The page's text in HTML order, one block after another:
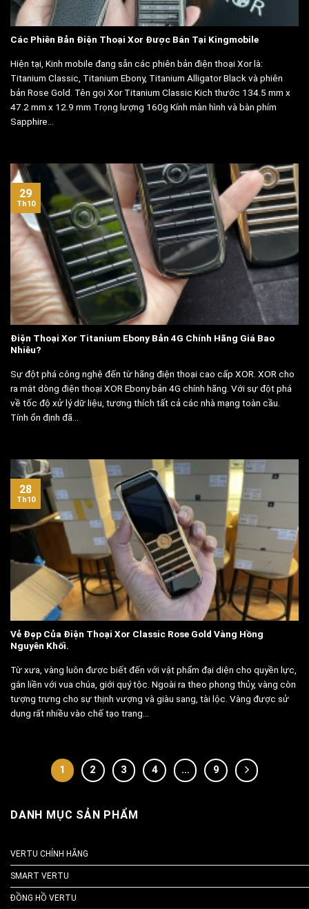
DANH MỤC SẢN PHẨM
VERTU CHÍNH HÃNG
SMART VERTU
ĐỒNG HỒ VERTU
Các Phiên Bản Điện Thoại Xor Được Bán Tại Kingmobile
Hiện tại, Kinh mobile đang sẵn các phiên bản điện thoại Xor là:
Titanium Classic, Titanium Ebony, Titanium Alligator Black và phiên
bản Rose Gold. Tên gọi Xor Titanium Classic Kich thước 134.5 mm x
47.2 mm x 12.9 mm Trọng lượng 160g Kính màn hình và bàn phím
Sapphire...
Điện Thoại Xor Titanium Ebony Bản 4G Chính Hãng Giá Bao
Nhiêu?
Sự đột phá công nghệ đến từ hãng điện thoại cao cấp XOR. XOR cho
ra mắt dòng điện thoại XOR Ebony bản 4G chính hãng. Với sự đột phá
về tốc độ xử lý dữ liệu, tương thích tất cả các nhà mạng toàn cầu.
Tính ổn định đã...
29
Th10
Vẻ Đẹp Của Điện Thoại Xor Classic Rose Gold Vàng Hồng
Nguyên Khối.
Từ xưa, vàng luôn được biết đến với vật phẩm đại diện cho quyền lực,
gắn liền với vua chúa, giới quý tộc. Ngoài ra theo phong thủy, vàng còn
tượng trưng cho sự thịnh vượng và giàu sang, tài lộc. Vàng được sử
dụng rất nhiều vào chế tạo trang...
28
Th10
1 2 3 4 … 9